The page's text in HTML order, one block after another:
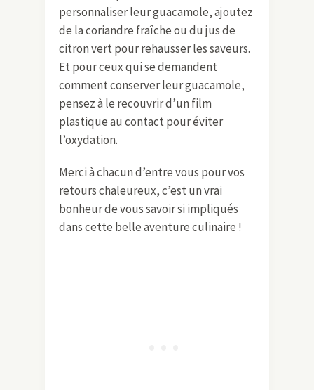
personnaliser leur guacamole, ajoutez
de la coriandre fraîche ou du jus de
citron vert pour rehausser les saveurs.
Et pour ceux qui se demandent
comment conserver leur guacamole,
pensez à le recouvrir d’un film
plastique au contact pour éviter
l’oxydation.
Merci à chacun d’entre vous pour vos
retours chaleureux, c’est un vrai
bonheur de vous savoir si impliqués
dans cette belle aventure culinaire !